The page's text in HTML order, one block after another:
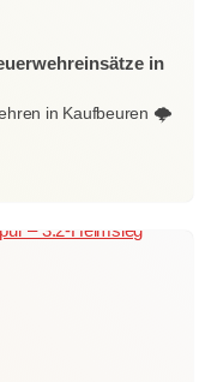
in
in Kaufbeuren 🌩️